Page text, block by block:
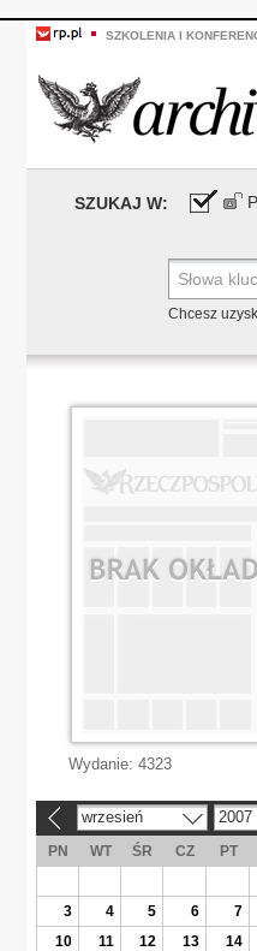
SZKOLENIA I
SZUKAJ W:
Chcesz
Wydanie: 4323
wrzesień 2007
PN WT ŚR CZ PT
3
4 5 6 7
10
11 12 13 14